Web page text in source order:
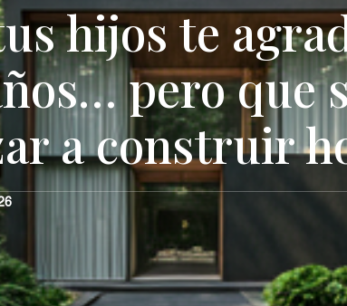
hijos te
pero que
a construir